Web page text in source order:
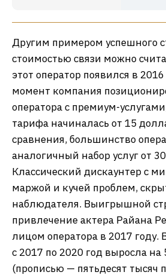
Другим примером успешного
стоимостью связи можно
этот оператор появился в
момент компания
оператора с премиум-
тарифа начиналась от 15
сравнения, большинство
аналогичный набор услуг от
Классический дискаунтер с
маржой и кучей проблем,
наблюдателя. Выигрышной
привлечение актера Райана
лицом оператора в 2017 году.
с 2017 по 2020 год выросла на
(прописью — пятьдесят тысяч